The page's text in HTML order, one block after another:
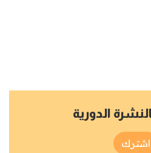
الدورية
اشترك